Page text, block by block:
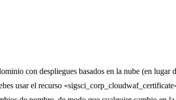
con despliegues basados en la nube (en
usar el recurso